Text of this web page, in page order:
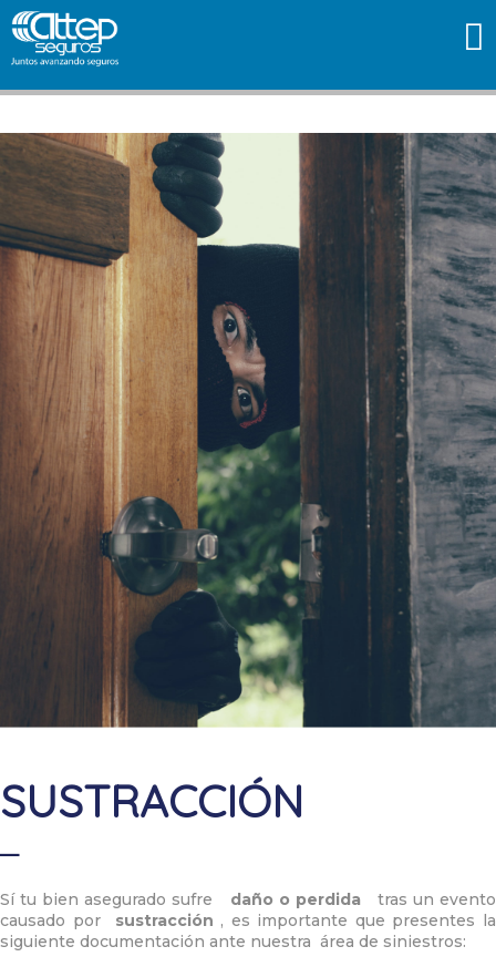
SUSTRACCIÓN
Sí tu bien asegurado sufre daño o perdidatras un evento
causado por
sustracción , es importante que presentes la
siguiente documentación ante nuestra área de siniestros: